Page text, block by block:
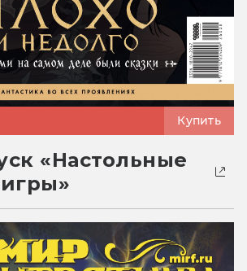
Купить
«Настольные